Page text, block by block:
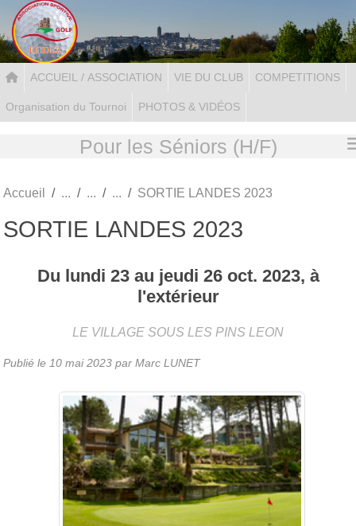
ACCUEIL / ASSOCIATION VIE DU CLUB COMPETITIONS
Organisation du Tournoi PHOTOS & VIDÉOS
Pour les Séniors (H/F)
Accueil SORTIE LANDES 2023
SORTIE LANDES 2023
Du lundi 23au jeudi 26 oct. 2023, à
l'extérieur
LE VILLAGE SOUS LES PINS LEON
Publié le 10 mai 2023 par Marc LUNET
Panneau de gestion des cookies